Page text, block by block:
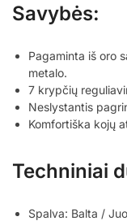
Savybės:
Pagaminta iš oro
metalo.
7 krypčių
Neslystantis
Komfortiška kojų
Techniniai
Spalva: Balta /